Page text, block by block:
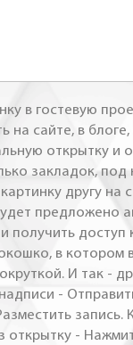
в гостевую
на сайте, в
открытку и
закладок,
другу на
предложено
получить
в
И так -
-
запись.
открытку -